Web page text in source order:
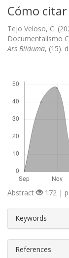
Cómo citar
Tejo Veloso, C.
Documentalismo
Ars Bilduma, (15).
Abstract 172 |
Keywords
References